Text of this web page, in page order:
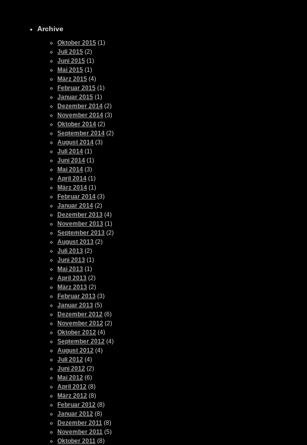
Archive
Oktober 2015 (1)
Juli 2015 (2)
Juni 2015 (1)
Mai 2015 (1)
März 2015 (4)
Februar 2015 (1)
Januar 2015 (1)
Dezember 2014 (2)
November 2014 (3)
Oktober 2014 (2)
September 2014 (2)
August 2014 (3)
Juli 2014 (1)
Juni 2014 (1)
Mai 2014 (3)
April 2014 (1)
März 2014 (1)
Februar 2014 (3)
Januar 2014 (2)
Dezember 2013 (4)
November 2013 (1)
September 2013 (2)
August 2013 (2)
Juli 2013 (2)
Juni 2013 (1)
Mai 2013 (1)
April 2013 (2)
März 2013 (2)
Februar 2013 (3)
Januar 2013 (5)
Dezember 2012 (6)
November 2012 (2)
Oktober 2012 (4)
September 2012 (4)
August 2012 (4)
Juli 2012 (4)
Juni 2012 (2)
Mai 2012 (6)
April 2012 (8)
März 2012 (8)
Februar 2012 (8)
Januar 2012 (8)
Dezember 2011 (8)
November 2011 (5)
Oktober 2011 (8)